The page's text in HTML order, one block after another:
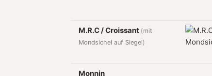
M.R.C / Croissant (mit
Mondsichel auf Siegel)
Monnin